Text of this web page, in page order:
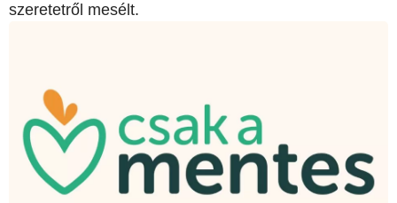
szeretetről mesélt.